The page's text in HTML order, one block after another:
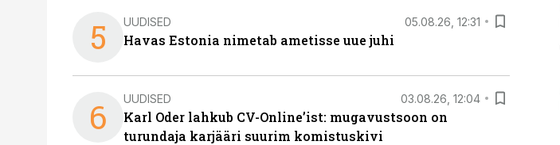
5 UUDISED 05.08.26, 12:31
Havas Estonia nimetab ametisse uue juhi
6 UUDISED 03.08.26, 12:04
Karl Oder lahkub CV-Online’ist: mugavustsoon on
turundaja karjääri suurim komistuskivi